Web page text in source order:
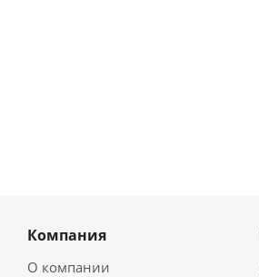
Компания
О компании